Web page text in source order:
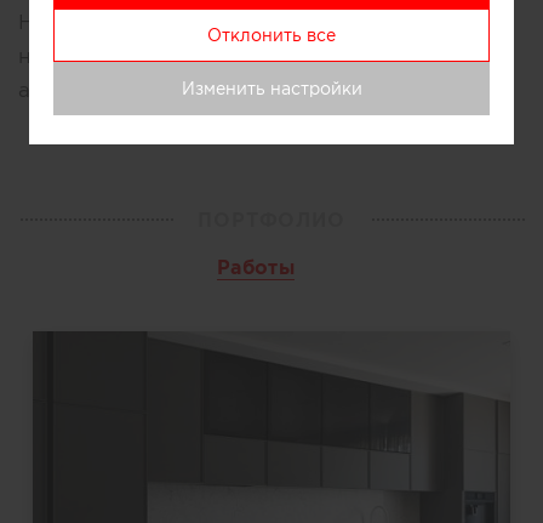
наполнением, удобной эксплуатацией и
аккуратным хранением
Работы
Отклонить все
Изменить настройки